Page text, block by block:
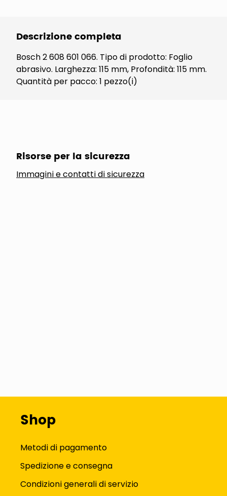
Descrizione completa
Bosch 2 608 601 066. Tipo di prodotto: Foglio
abrasivo. Larghezza: 115 mm, Profondità: 115 mm.
Quantità per pacco: 1 pezzo(i)
Risorse per la sicurezza
Immagini e contatti di sicurezza
Shop
Metodi di pagamento
Spedizione e consegna
Condizioni generali di servizio